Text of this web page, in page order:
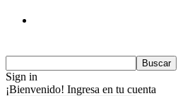
Sign in
¡Bienvenido! Ingresa en tu cuenta